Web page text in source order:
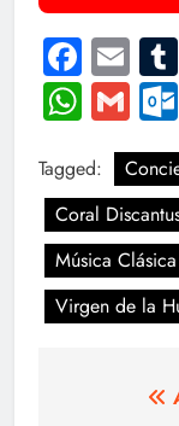
Tagged:
Coral
Música Clásica
Virgen de la